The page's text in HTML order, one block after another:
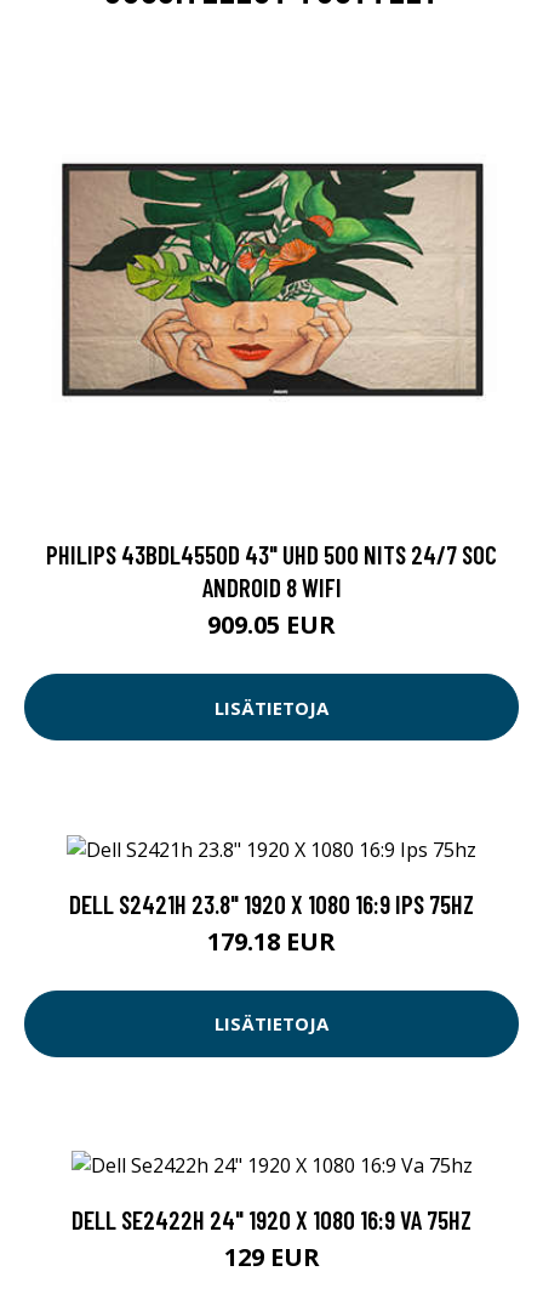
PHILIPS 43BDL4550D 43" UHD 500 NITS 24/7 SOC
ANDROID 8 WIFI
909.05 EUR
LISÄTIETOJA
DELL S2421H 23.8" 1920 X 1080 16:9 IPS 75HZ
179.18 EUR
LISÄTIETOJA
DELL SE2422H 24" 1920 X 1080 16:9 VA 75HZ
129 EUR